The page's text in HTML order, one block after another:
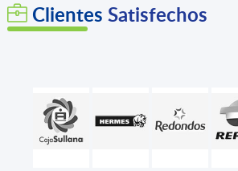
Clientes Satisfechos